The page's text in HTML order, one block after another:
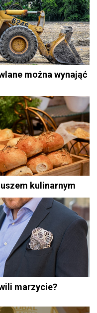
można wynająć
kulinarnym
marzycie?